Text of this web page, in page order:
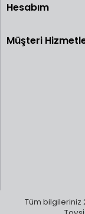
Hesabım
Müşteri
Tüm bilgileriniz